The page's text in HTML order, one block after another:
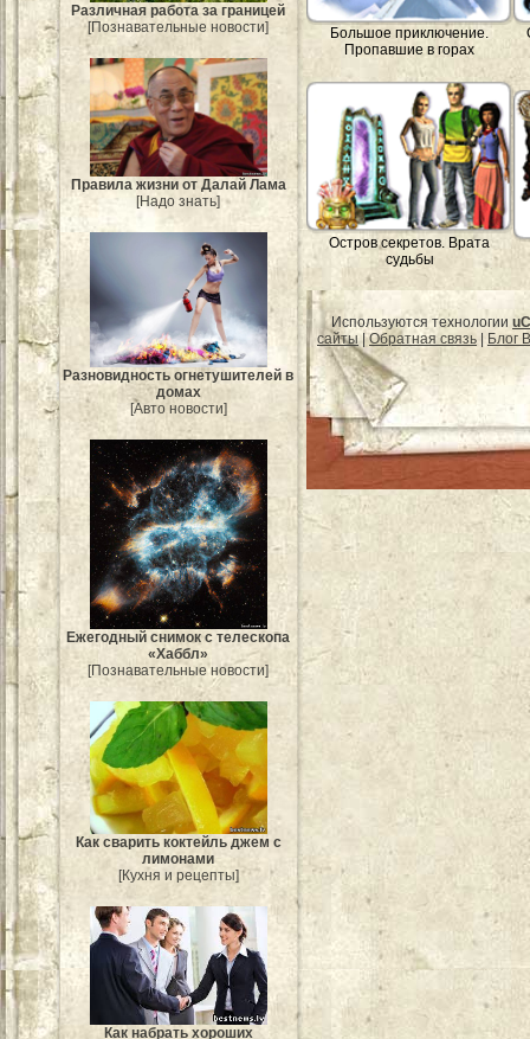
Различная работа за границей
[Познавательные новости]
Правила жизни от Далай Лама
[Надо знать]
Разновидность огнетушителей в
домах
[Авто новости]
Ежегодный снимок с телескопа
«Хаббл»
[Познавательные новости]
Как сварить коктейль джем с
лимонами
[Кухня и рецепты]
Как набрать хороших
Большое приключение.
Пропавшие в горах
Остров секретов. Врата
судьбы
Используются технологии
сайты|Обратная связь Блог